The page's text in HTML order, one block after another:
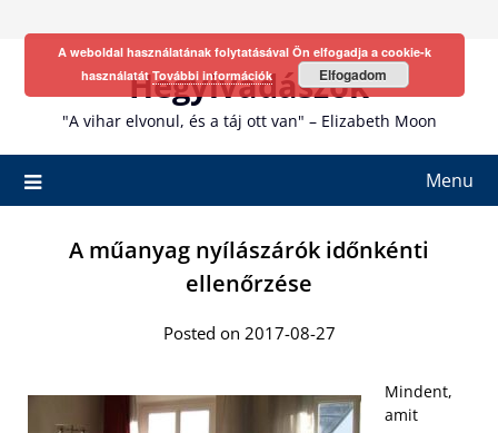
Hegyivadászok
"A vihar elvonul, és a táj ott van" – Elizabeth Moon
Menu
A műanyag nyílászárók időnkénti
ellenőrzése
Posted on 2017-08-27
Mindent,
amit
A weboldal használatának folytatásával Ön elfogadja a cookie-k
használatátTovábbi információk Elfogadom